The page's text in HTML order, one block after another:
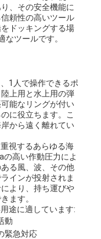
、その安全機能に
頼性の高いツール
ドッキングする場
ツールです。
1人で操作できるポ
上用と水上用の弾
能なリングが付い
に役立ちます。こ
から遠く離れてい
視するあらゆる海
高い作動圧力によ
る風、波、その他
インが投射されま
より、持ち運びや
ます。
途に適しています:
動
緊急対応